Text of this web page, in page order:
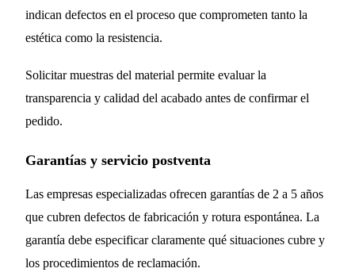
indican defectos en el proceso que comprometen tanto la
estética como la resistencia.
Solicitar muestras del material permite evaluar la
transparencia y calidad del acabado antes de confirmar el
pedido.
Garantías y servicio postventa
Las empresas especializadas ofrecen garantías de 2 a 5 años
que cubren defectos de fabricación y rotura espontánea. La
garantía debe especificar claramente qué situaciones cubre y
los procedimientos de reclamación.